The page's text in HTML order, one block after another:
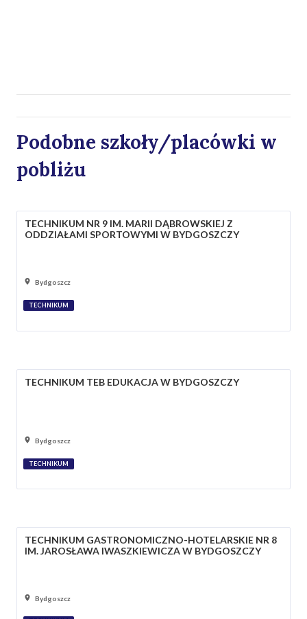
Podobne szkoły/placówki w
pobliżu
TECHNIKUM NR 9 IM. MARII DĄBROWSKIEJ Z
ODDZIAŁAMI SPORTOWYMI W BYDGOSZCZY
Bydgoszcz
TECHNIKUM
TECHNIKUM TEB EDUKACJA W BYDGOSZCZY
Bydgoszcz
TECHNIKUM
TECHNIKUM GASTRONOMICZNO-HOTELARSKIE NR 8
IM. JAROSŁAWA IWASZKIEWICZA W BYDGOSZCZY
Bydgoszcz